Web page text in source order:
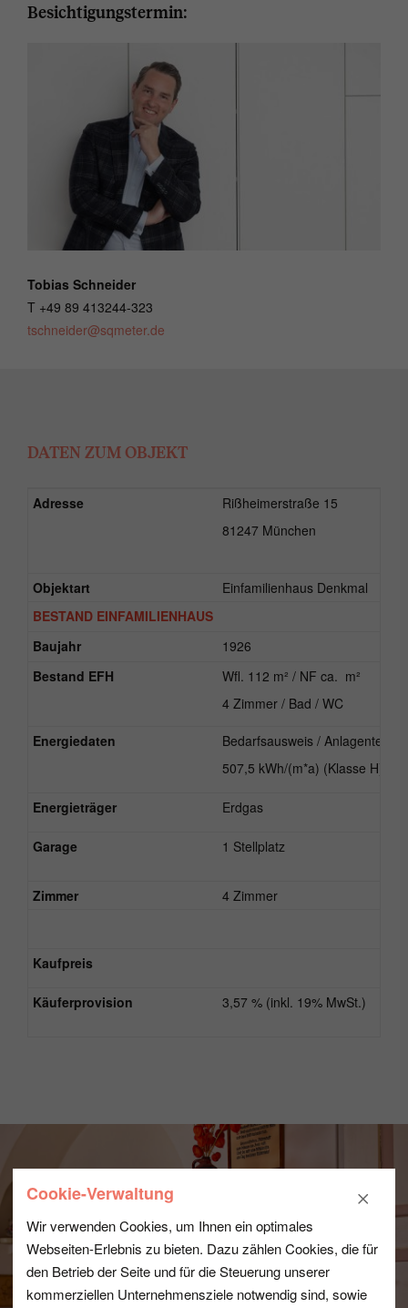
Besichtigungstermin:
Tobias Schneider
T +49 89 413244-323
tschneider@sqmeter.de
DATEN ZUM OBJEKT
Adresse
Rißheimerstraße 15
81247 München
Objektart
Einfamilienhaus Denkmal
BESTAND EINFAMILIENHAUS
Baujahr
1926
Bestand EFH
Wfl. 112 m² / NF ca. m²
4 Zimmer / Bad / WC
Energiedaten
Bedarfsausweis /
507,5 kWh/(m*a) (Klasse H)
Energieträger Erdgas
Garage 1 Stellplatz
Zimmer 4 Zimmer
Kaufpreis
Käuferprovision 3,57 % (inkl. 19% MwSt.)
Cookie-Verwaltung
Wir verwenden Cookies, um Ihnen ein optimales
Webseiten-Erlebnis zu bieten. Dazu zählen Cookies, die für
den Betrieb der Seite und für die Steuerung unserer
kommerziellen Unternehmensziele notwendig sind, sowie